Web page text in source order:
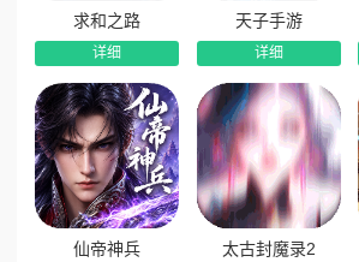
求和之路
详细
天子手游
详细
仙帝神兵 太古封魔录2